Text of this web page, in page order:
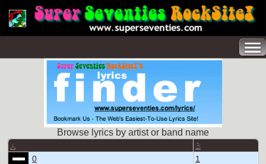
Browse lyrics by artist or band name
A B
0
1